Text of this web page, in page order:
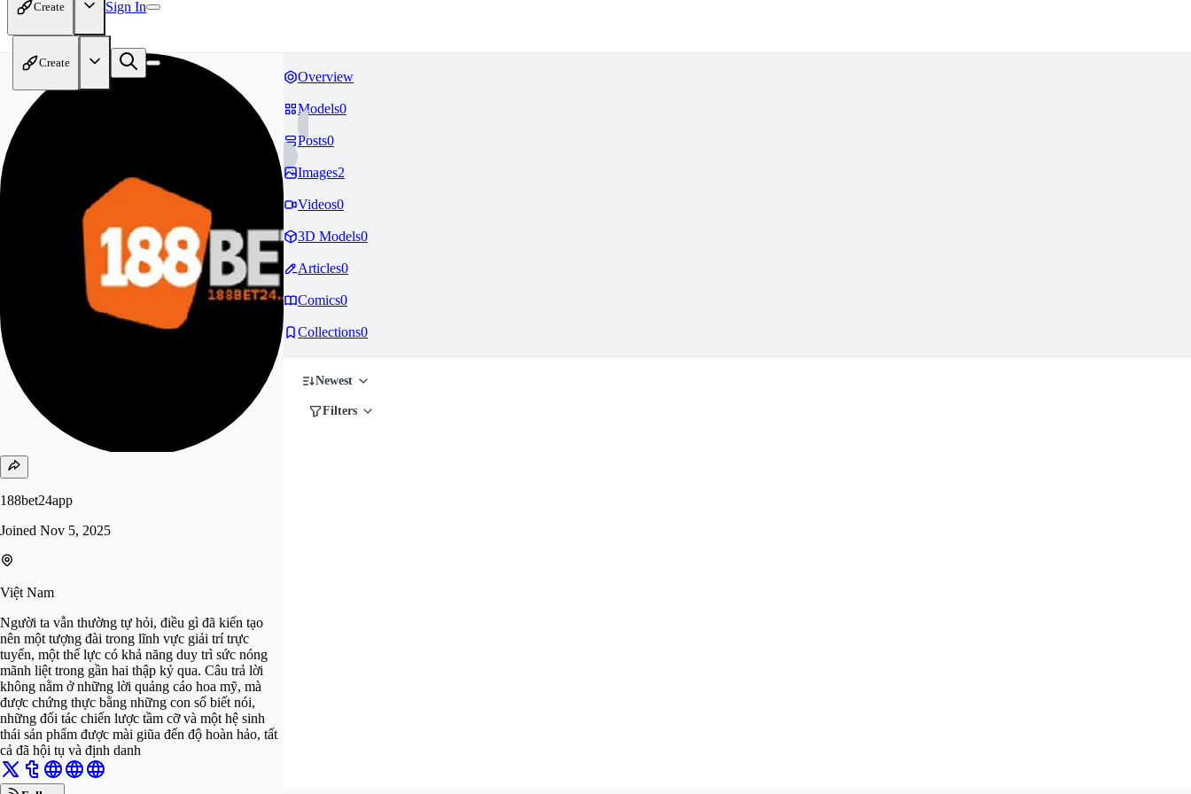
Create Sign In
Create
188bet24app
Joined Nov 5, 2025
Việt Nam
Người ta vẫn thường tự hỏi, điều gì đã kiến tạo
nên một tượng đài trong lĩnh vực giải trí trực
tuyến, một thế lực có khả năng duy trì sức nóng
mãnh liệt trong gần hai thập kỷ qua. Câu trả lời
không nằm ở những lời quảng cáo hoa mỹ, mà
được chứng thực bằng những con số biết nói,
những đối tác chiến lược tầm cỡ và một hệ sinh
thái sản phẩm được mài giũa đến độ hoàn hảo, tất
cả đã hội tụ và định danh
Overview
Models0
Posts0
Images2
Videos0
3D Models0
Articles0
Comics0
Collections0
Newest
Filters